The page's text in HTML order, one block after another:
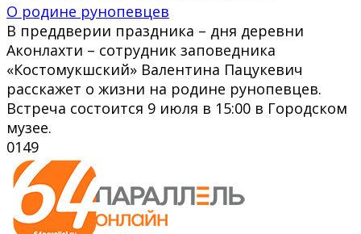
О родине рунопевцев
В преддверии праздника – дня деревни
Аконлахти – сотрудник заповедника
«Костомукшский» Валентина Пацукевич
расскажет о жизни на родине рунопевцев.
Встреча состоится 9 июля в 15:00 в Городском
музее.
0149